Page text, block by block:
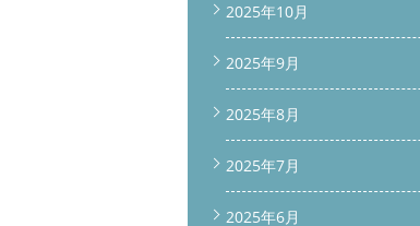
2025年10月
2025年9月
2025年8月
2025年7月
2025年6月